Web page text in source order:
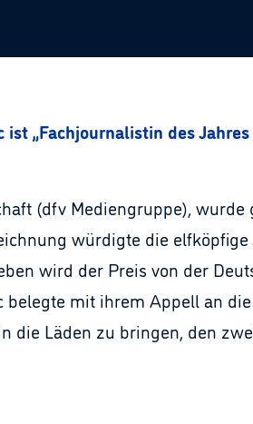
ist „Fachjournalistin des Jahres
(dfv Mediengruppe),
würdigte die
wird der Preis von der
mit ihrem Appell an
die Läden zu bringen, den